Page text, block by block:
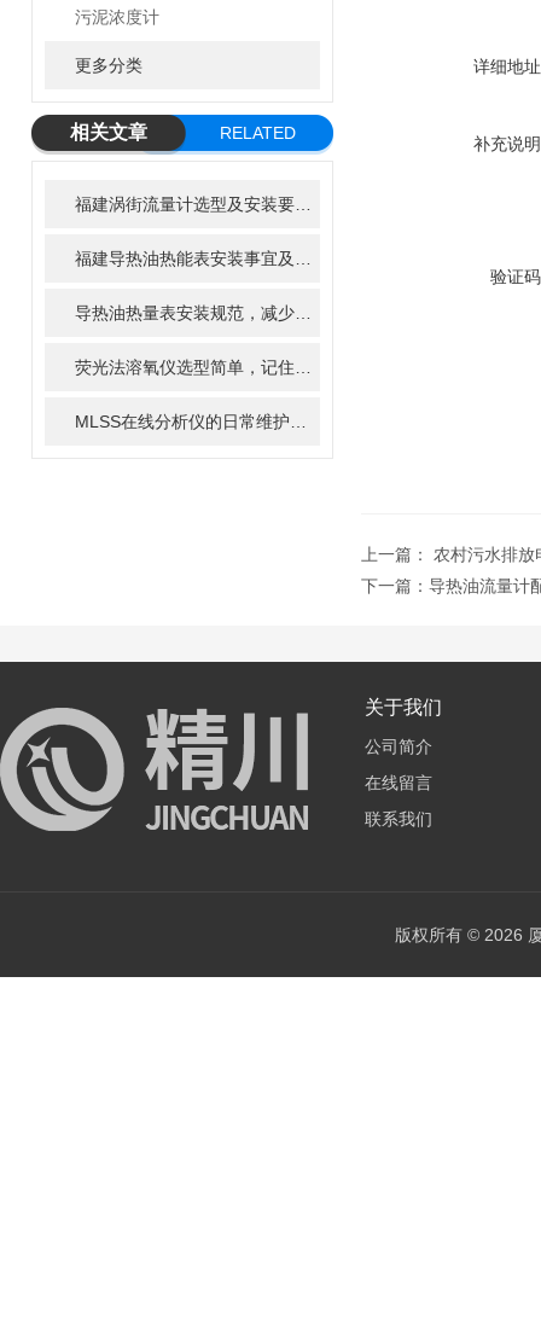
污泥浓度计
更多分类
相关文章
RELATED
详细地
补充说
验证
上一篇： 农村污水排放
下一篇： 导热油流量计
关于我们
公司简介
在线留言
联系我们
版权所有 © 2026